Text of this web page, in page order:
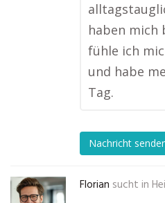
haben mich
fühle ich
und habe
Tag.
Nachricht
Florian sucht in